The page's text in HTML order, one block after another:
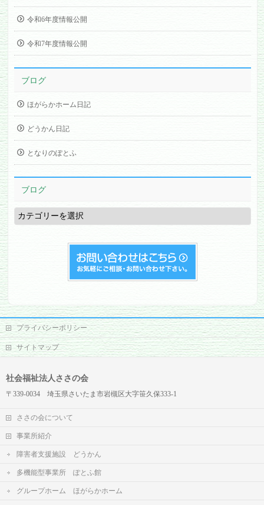
令和6年度情報公開
令和7年度情報公開
ブログ
ほがらかホーム日記
どうかん日記
となりのぽとふ
ブログ
ブ
ロ
グ
プライバシーポリシー
サイトマップ
社会福祉法人ささの会
〒339-0034 埼玉県さいたま市岩槻区大字笹久保333-1
ささの会について
事業所紹介
障害者支援施設 どうかん
多機能型事業所 ぽとふ館
グループホーム ほがらかホーム